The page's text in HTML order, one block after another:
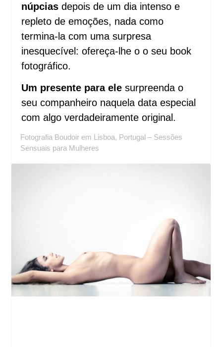
núpcias depois de um dia intenso e
repleto de emoções, nada como
termina-la com uma surpresa
inesquecível: ofereça-lhe o o seu book
fotográfico.
Um presente para elesurpreenda o
seu companheiro naquela data especial
com algo verdadeiramente original.
Fotografia Boudoir em Lisboa, Portugal – Sessões
Sensuais para Mulheres